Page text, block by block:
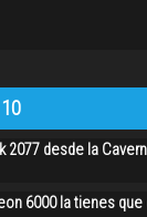
2077 desde la
6000 la tienes